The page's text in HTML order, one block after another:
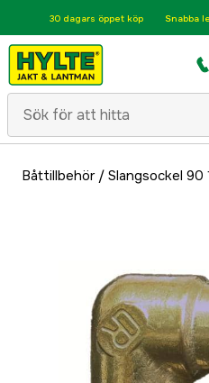
30 dagars öppet köp Snabba
Båttillbehör/ Slangsockel 90